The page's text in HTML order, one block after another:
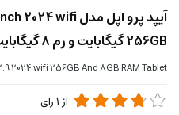
256GB گیگابایت و رم 8 گیگابایت
2024 wifi 256GB And 8GB RAM Tablet
از 1رای